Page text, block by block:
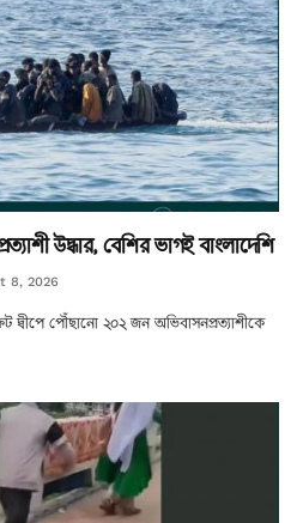
উদ্ধার, বেশির ভাগই বাংলাদেশি
8, 2026
দ্বীপে পৌঁছানো ২০২ জন অভিবাসনপ্রত্যাশীকে